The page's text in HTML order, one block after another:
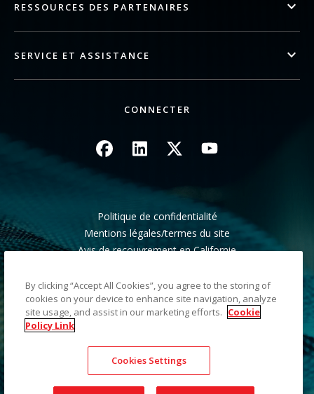
RESSOURCES DES PARTENAIRES
SERVICE ET ASSISTANCE
CONNECTER
Image Image Image Image
Politique de confidentialité
Mentions légales/termes du site
Avis de recouvrement en Californie
Plan du site
©2026 Kodak Alaris LLC TM/MC/MR : Alaris, ScanMate.
Toutes les marques commerciales et les dénominations
commerciales utilisées sont la propriété de leurs détenteurs
respectifs. La marque commerciale et l'identité visuelle de
Kodak sont utilisées sous licence acquise auprès de la société
Eastman Kodak Company.
By clicking “Accept All Cookies”, you agree to the storing of
cookies on your device to enhance site navigation, analyze
site usage, and assist in our marketing efforts. Cookie
Policy Link
Cookies Settings